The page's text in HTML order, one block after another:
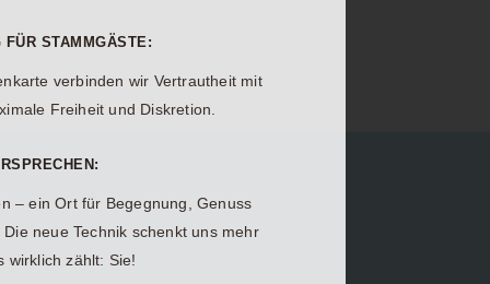
FÜR STAMMGÄSTE:
verbinden wir Vertrautheit mit
Freiheit und Diskretion.
– ein Ort für Begegnung, Genuss
neue Technik schenkt uns mehr
wirklich zählt: Sie!